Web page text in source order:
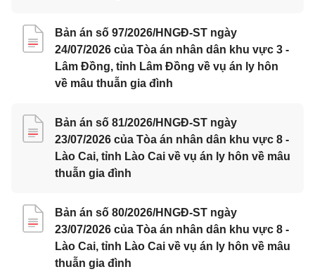
Bản án số 97/2026/HNGĐ-ST ngày
24/07/2026 của Tòa án nhân dân khu vực 3 -
Lâm Đồng, tỉnh Lâm Đồng về vụ án ly hôn
về mâu thuẫn gia đình
Bản án số 81/2026/HNGĐ-ST ngày
23/07/2026 của Tòa án nhân dân khu vực 8 -
Lào Cai, tỉnh Lào Cai về vụ án ly hôn về mâu
thuẫn gia đình
Bản án số 80/2026/HNGĐ-ST ngày
23/07/2026 của Tòa án nhân dân khu vực 8 -
Lào Cai, tỉnh Lào Cai về vụ án ly hôn về mâu
thuẫn gia đình